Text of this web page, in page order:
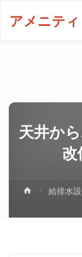
アメニテ
天井か
改
給排水